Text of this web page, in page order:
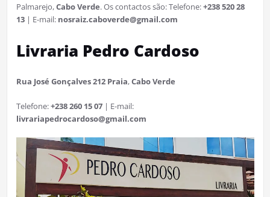
Palmarejo,Cabo Verde. Os contactos são: Telefone:+238 520 28
13| E-mail: nosraiz.caboverde@gmail.com
Livraria Pedro Cardoso
Rua José Gonçalves 212 Praia,Cabo Verde
Telefone:+238 260 15 07| E-mail:
livrariapedrocardoso@gmail.com